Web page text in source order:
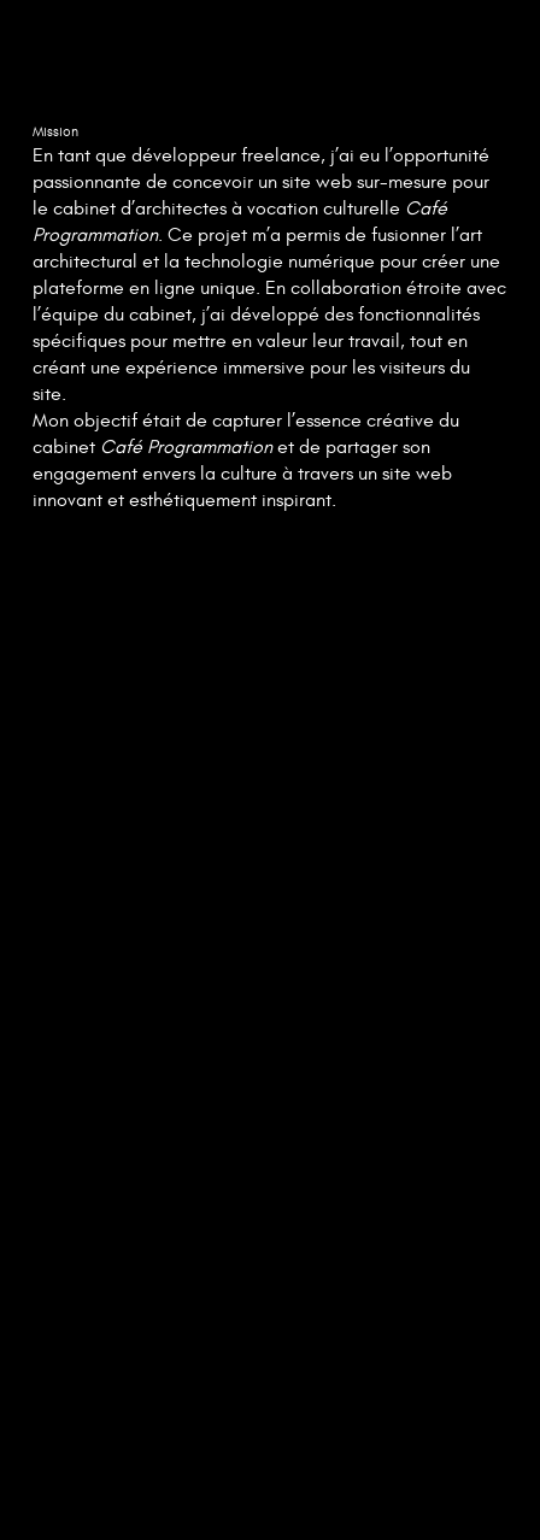
Mission
En tant que développeur freelance, j’ai eu l’opportunité
passionnante de concevoir un site web sur-mesure pour
le cabinet d’architectes à vocation culturelle Café
Programmation. Ce projet m’a permis de fusionner l’art
architectural et la technologie numérique pour créer une
plateforme en ligne unique. En collaboration étroite avec
l’équipe du cabinet, j’ai développé des fonctionnalités
spécifiques pour mettre en valeur leur travail, tout en
créant une expérience immersive pour les visiteurs du
site.
Mon objectif était de capturer l’essence créative du
cabinet Café Programmationet de partager son
engagement envers la culture à travers un site web
innovant et esthétiquement inspirant.